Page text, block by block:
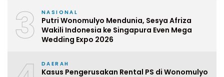
3 NASIONAL
Putri Wonomulyo Mendunia, Sesya Afriza
Wakili Indonesia ke Singapura Even Mega
Wedding Expo 2026
DAERAH
Kasus Pengerusakan Rental PS di Wonomulyo